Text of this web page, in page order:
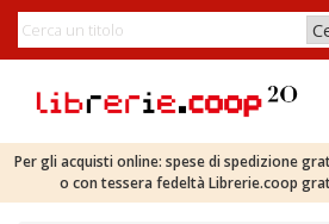
Per gli acquisti online: spese di spedizione
o con tessera fedeltà Librerie.coop